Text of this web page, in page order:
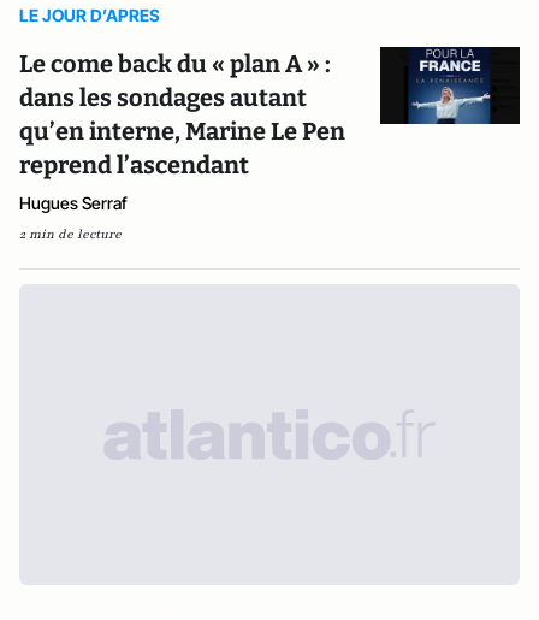
LE JOUR D’APRES
Le come back du « plan A » :
dans les sondages autant
qu’en interne, Marine Le Pen
reprend l’ascendant
Hugues Serraf
2 min de lecture